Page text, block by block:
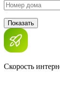
Показать
Скорость